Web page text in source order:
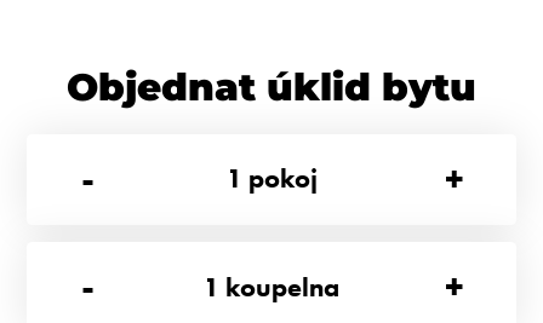
Objednat úklid bytu
-
1 pokoj +
- 1 koupelna +